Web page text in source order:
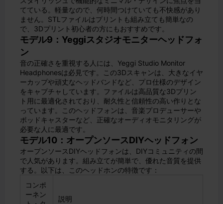
てている。軽量なので、何時間つけていても不快感があり
ません。STLファイルはプリントも組み立ても簡単なの
で、3Dプリント初心者の方にもおすすめです。
モデル9：Yeggiスタジオモニターヘッドフォ
ン
音の正確さを重視する人には、Yeggi Studio Monitor
Headphonesは必見です。この3Dスキャンは、大きなイヤ
ーカップや頑丈なヘッドバンドなど、プロ仕様のデザイン
をキャプチャしています。ファイルは高品質な3Dプリン
ト用に最適化されており、耐久性と信頼性の高い作りとな
っています。このヘッドフォンは、音楽プロデューサーや
ポッドキャスターなど、正確なオーディオモニタリングが
必要な人に最適です。
モデル10：オープンソースDIYヘッドフォン
オープンソースDIYヘッドフォンは、DIYコミュニティの間
で人気があります。組み立てが簡単で、優れた音質を提供
する。以下は、このヘッドホンの特徴です：
コンポ
ーネン
説明